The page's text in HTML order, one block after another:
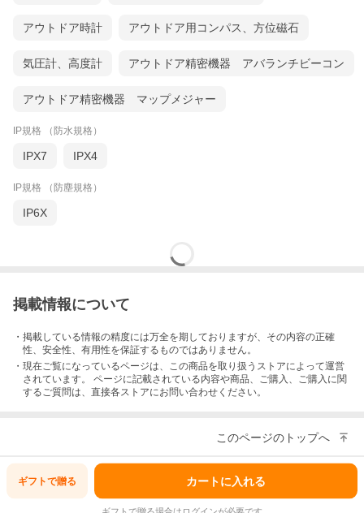
アウトドア時計 アウトドア用コンパス、方位磁石
気圧計、高度計 アウトドア精密機器 アバランチビーコン
アウトドア精密機器 マップメジャー
IP規格 （防水規格）
IPX7 IPX4
IP規格 （防塵規格）
IP6X
掲載情報について
・掲載している情報の精度には万全を期しておりますが、その内容の正確
性、安全性、有用性を保証するものではありません。
・現在ご覧になっているページは、この商品を取り扱うストアによって運営
されています。 ページに記載されている内容や商品、ご購入 、ご購入に関
するご質問は、直接各ストアにお問い合わせください。
このページのトップへ
ギフトで贈る カートに入れる